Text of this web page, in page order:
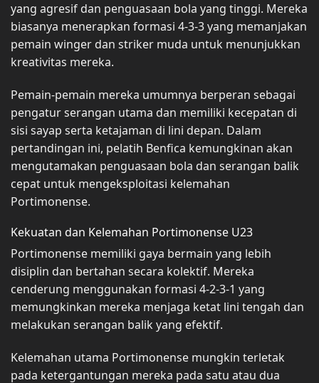
yang agresif dan penguasaan bola yang tinggi. Mereka
biasanya menerapkan formasi 4-3-3 yang memanjakan
pemain winger dan striker muda untuk menunjukkan
kreativitas mereka.
Pemain-pemain mereka umumnya berperan sebagai
pengatur serangan utama dan memiliki kecepatan di
sisi sayap serta ketajaman di lini depan. Dalam
pertandingan ini, pelatih Benfica kemungkinan akan
mengutamakan penguasaan bola dan serangan balik
cepat untuk mengeksploitasi kelemahan
Portimonense.
Kekuatan dan Kelemahan Portimonense U23
Portimonense memiliki gaya bermain yang lebih
disiplin dan bertahan secara kolektif. Mereka
cenderung menggunakan formasi 4-2-3-1 yang
memungkinkan mereka menjaga ketat lini tengah dan
melakukan serangan balik yang efektif.
Kelemahan utama Portimonense mungkin terletak
pada ketergantungan mereka pada satu atau dua